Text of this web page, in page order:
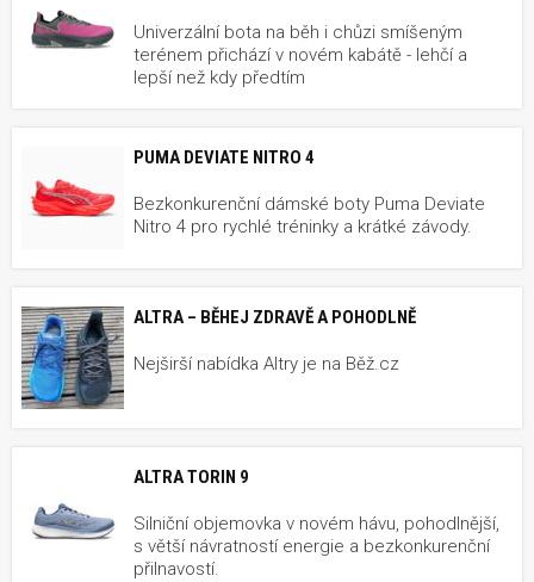
Univerzální bota na běh i chůzi smíšeným
terénem přichází v novém kabátě - lehčí a
lepší než kdy předtím
PUMA DEVIATE NITRO 4
Bezkonkurenční dámské boty Puma Deviate
Nitro 4 pro rychlé tréninky a krátké závody.
ALTRA – BĚHEJ ZDRAVĚ A POHODLNĚ
Nejširší nabídka Altry je na Běž.cz
ALTRA TORIN 9
Silniční objemovka v novém hávu, pohodlnější,
s větší návratností energie a bezkonkurenční
přilnavostí.